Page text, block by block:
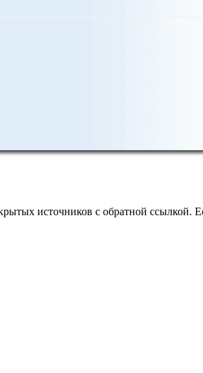
источников с обратной ссылкой.